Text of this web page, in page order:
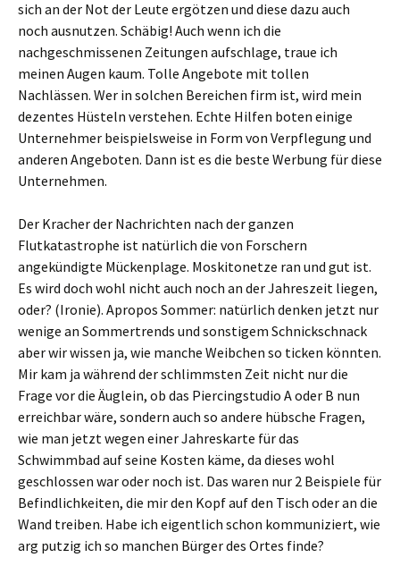
sich an der Not der Leute ergötzen und diese dazu auch
noch ausnutzen. Schäbig! Auch wenn ich die
nachgeschmissenen Zeitungen aufschlage, traue ich
meinen Augen kaum. Tolle Angebote mit tollen
Nachlässen. Wer in solchen Bereichen firm ist, wird mein
dezentes Hüsteln verstehen. Echte Hilfen boten einige
Unternehmer beispielsweise in Form von Verpflegung und
anderen Angeboten. Dann ist es die beste Werbung für diese
Unternehmen.
Der Kracher der Nachrichten nach der ganzen
Flutkatastrophe ist natürlich die von Forschern
angekündigte Mückenplage. Moskitonetze ran und gut ist.
Es wird doch wohl nicht auch noch an der Jahreszeit liegen,
oder? (Ironie). Apropos Sommer: natürlich denken jetzt nur
wenige an Sommertrends und sonstigem Schnickschnack
aber wir wissen ja, wie manche Weibchen so ticken könnten.
Mir kam ja während der schlimmsten Zeit nicht nur die
Frage vor die Äuglein, ob das Piercingstudio A oder B nun
erreichbar wäre, sondern auch so andere hübsche Fragen,
wie man jetzt wegen einer Jahreskarte für das
Schwimmbad auf seine Kosten käme, da dieses wohl
geschlossen war oder noch ist. Das waren nur 2 Beispiele für
Befindlichkeiten, die mir den Kopf auf den Tisch oder an die
Wand treiben. Habe ich eigentlich schon kommuniziert, wie
arg putzig ich so manchen Bürger des Ortes finde?